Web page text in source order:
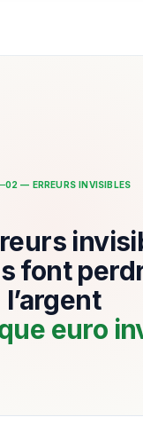
02 — ERREURS INVISIBLES
font
l’argent
euro